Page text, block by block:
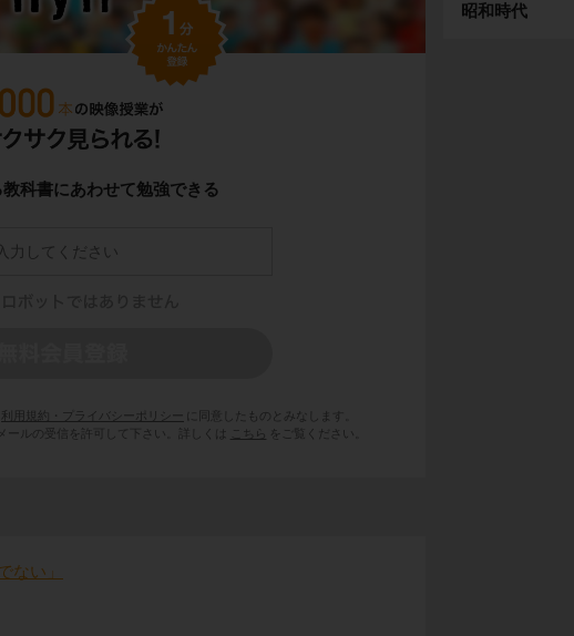
科書にあわせて勉強できる
利用規約・プライバシーポリシー
に同意したものとみなします。
ルの受信を許可して下さい。詳しくは
こちら をご覧ください。
い」
昭和時代